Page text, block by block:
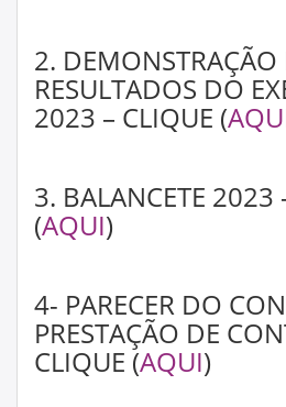
2. DEMONSTRAÇÃO
RESULTADOS DO
2023 – CLIQUE (
3. BALANCETE 2023
(AQUI)
4- PARECER DO
PRESTAÇÃO DE
CLIQUE (AQUI)